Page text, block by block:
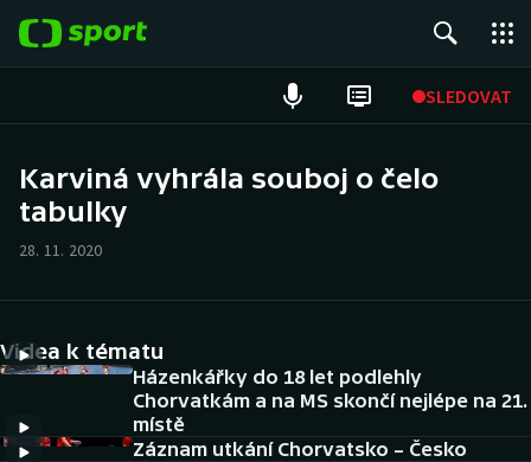
SLEDOVAT
Hokej
Cyklistika
DALŠÍ SPORTY
Karviná vyhrála souboj o čelo
tabulky
28. 11. 2020
Videa k tématu
Házenkářky do 18 let podlehly
Chorvatkám a na MS skončí nejlépe na 21.
místě
Záznam utkání Chorvatsko – Česko